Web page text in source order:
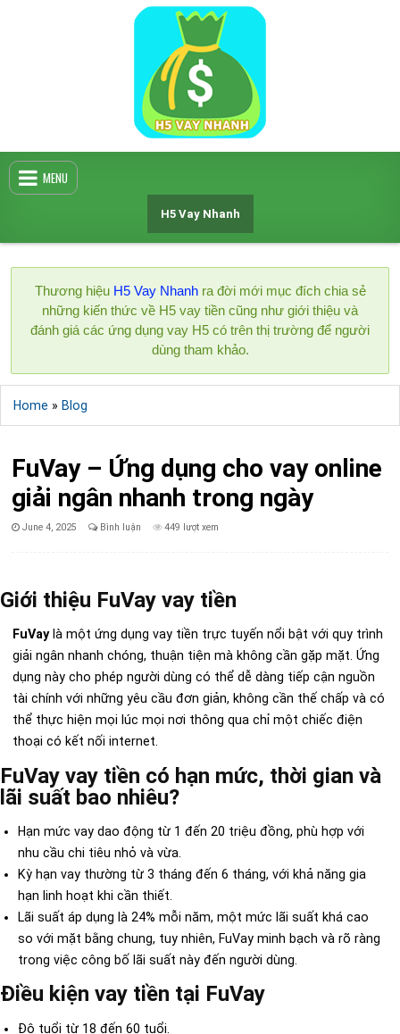
MENU
H5 Vay Nhanh
Thương hiệu H5 Vay Nhanhra đời mới mục đích chia sẻ
những kiến thức về H5 vay tiền cũng như giới thiệu và
đánh giá các ứng dụng vay H5 có trên thị trường để người
dùng tham khảo.
Home » Blog
FuVay – Ứng dụng cho vay online
giải ngân nhanh trong ngày
Published
June 4, 2025 Bình luận 449 lượt xem
Giới thiệu FuVay vay tiền
FuVaylà một ứng dụng vay tiền trực tuyến nổi bật với quy trình
giải ngân nhanh chóng, thuận tiện mà không cần gặp mặt. Ứng
dụng này cho phép người dùng có thể dễ dàng tiếp cận nguồn
tài chính với những yêu cầu đơn giản, không cần thế chấp và có
thể thực hiện mọi lúc mọi nơi thông qua chỉ một chiếc điện
thoại có kết nối internet.
FuVay vay tiền có hạn mức, thời gian và
lãi suất bao nhiêu?
Hạn mức vay dao động từ 1 đến 20 triệu đồng, phù hợp với
nhu cầu chi tiêu nhỏ và vừa.
Kỳ hạn vay thường từ 3 tháng đến 6 tháng, với khả năng gia
hạn linh hoạt khi cần thiết.
Lãi suất áp dụng là 24% mỗi năm, một mức lãi suất khá cao
so với mặt bằng chung, tuy nhiên, FuVay minh bạch và rõ ràng
trong việc công bố lãi suất này đến người dùng.
Điều kiện vay tiền tại FuVay
Độ tuổi từ 18 đến 60 tuổi.